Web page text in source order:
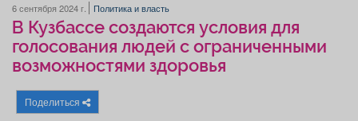
Работа
Афиша
6 сентября 2024 г. Политика и власть
В Кузбассе создаются условия для
голосования людей с ограниченными
возможностями здоровья
Поделиться